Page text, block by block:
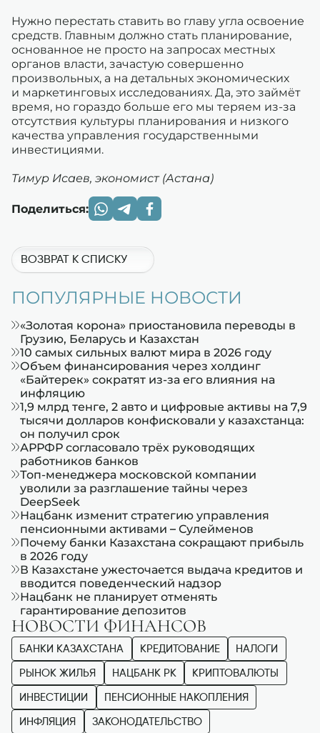
Нужно перестать ставить во главу угла освоение
средств. Главным должно стать планирование,
основанное не просто на запросах местных
органов власти, зачастую совершенно
произвольных, а на детальных экономических
и маркетинговых исследованиях. Да, это займёт
время, но гораздо больше его мы теряем из-за
отсутствия культуры планирования и низкого
качества управления государственными
инвестициями.
Тимур Исаев, экономист (Астана)
Поделиться:
ВОЗВРАТ К СПИСКУ
ПОПУЛЯРНЫЕ НОВОСТИ
«Золотая корона» приостановила переводы в
Грузию, Беларусь и Казахстан
10 самых сильных валют мира в 2026 году
Объем финансирования через холдинг
«Байтерек» сократят из-за его влияния на
инфляцию
1,9 млрд тенге, 2 авто и цифровые активы на 7,9
тысячи долларов конфисковали у казахстанца:
он получил срок
АРРФР согласовало трёх руководящих
работников банков
Топ-менеджера московской компании
уволили за разглашение тайны через
DeepSeek
Нацбанк изменит стратегию управления
пенсионными активами – Сулейменов
Почему банки Казахстана сокращают прибыль
в 2026 году
В Казахстане ужесточается выдача кредитов и
вводится поведенческий надзор
Нацбанк не планирует отменять
гарантирование депозитов
НОВОСТИ ФИНАНСОВ
БАНКИ КАЗАХСТАНА КРЕДИТОВАНИЕ НАЛОГИ
РЫНОК ЖИЛЬЯ НАЦБАНК РК КРИПТОВАЛЮТЫ
ИНВЕСТИЦИИ ПЕНСИОННЫЕ НАКОПЛЕНИЯ
ИНФЛЯЦИЯ ЗАКОНОДАТЕЛЬСТВО